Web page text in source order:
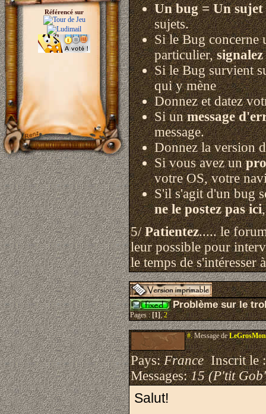
Référencé sur
Un bug = Un
sujets.
Si le Bug concerne
particulier,
Si le Bug survient
qui y mène
Donnez et datez
Si unmessage
message.
Donnez la version
Si vous avez un
votre OS, votre
S'il s'agit d'un bug
ne le postez pas ici
5/Patientez..... le
leur possible pour
le temps de s'intéresser
Problème sur le
Pages :[1],2
#.Message de
Pays:FranceInscrit le
Messages:15 (P'tit
Salut!